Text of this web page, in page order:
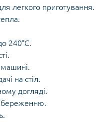
легкого приготування.
240°C.
на стіл.
догляді.